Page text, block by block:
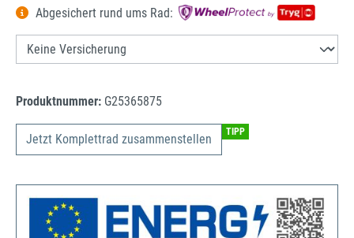
Abgesichert rund ums Rad:
Produktnummer: G25365875
Jetzt Komplettrad zusammenstellen TIPP